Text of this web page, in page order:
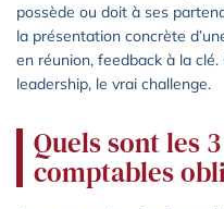
possède ou doit à ses
la présentation concrète
en réunion, feedback à la clé.
leadership, le vrai challenge.
Quels sont les
comptables